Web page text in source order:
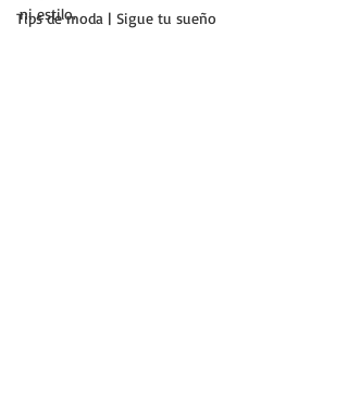
Tips de moda | Sigue tu sueño
ni estilo.